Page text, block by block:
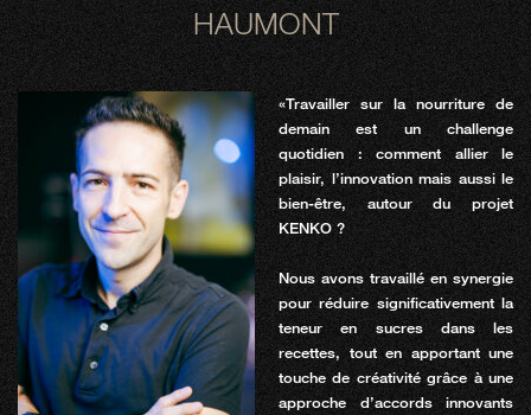
HAUMONT
«Travailler sur la nourriture de
demain est un challenge
quotidien : comment allier le
plaisir, l’innovation mais aussi le
bien-être, autour du projet
KENKO ?
Nous avons travaillé en synergie
pour réduire significativement la
teneur en sucres dans les
recettes, tout en apportant une
touche de créativité grâce à une
approche d’accords innovants